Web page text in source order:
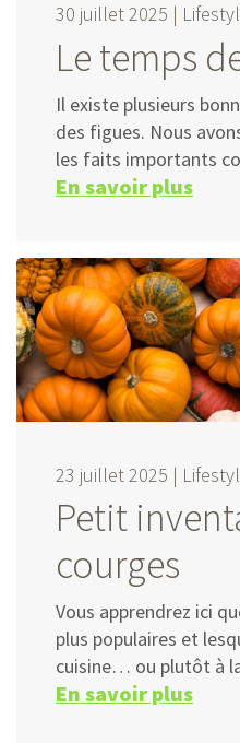
30 juillet 2025 |
Le temps
Il existe plusieurs
des figues. Nous
les faits importants
En savoir plus
23 juillet 2025 |
Petit
courges
Vous apprendrez ici
plus populaires et
cuisine… ou plutôt à
En savoir plus